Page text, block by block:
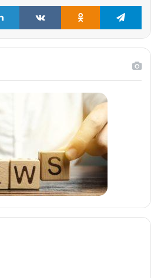
LinkedIn VKontakteOdnoklassniki